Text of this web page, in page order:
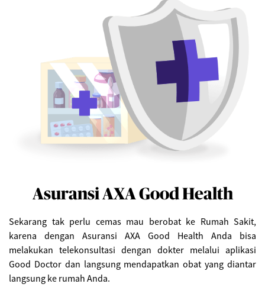
Asuransi AXA Good Health
Sekarang tak perlu cemas mau berobat ke Rumah Sakit,
karena dengan Asuransi AXA Good Health Anda bisa
melakukan telekonsultasi dengan dokter melalui aplikasi
Good Doctor dan langsung mendapatkan obat yang diantar
langsung ke rumah Anda.